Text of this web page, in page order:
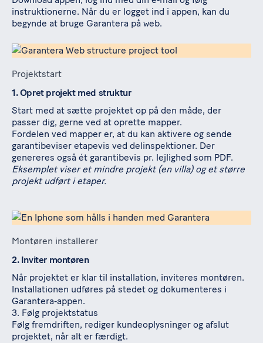
instruktionerne. Når du er logget ind i appen, kan du
begynde at bruge Garantera på web.
Projektstart
1. Opret projekt med struktur
Start med at sætte projektet op på den måde, der
passer dig, gerne ved at oprette mapper.
Fordelen ved mapper er, at du kan aktivere og sende
garantibeviser etapevis ved delinspektioner. Der
genereres også ét garantibevis pr. lejlighed som PDF.
Eksemplet viser et mindre projekt (en villa) og et større
projekt udført i etaper.
Montøren installerer
2. Inviter montøren
Når projektet er klar til installation, inviteres montøren.
Installationen udføres på stedet og dokumenteres i
Garantera‑appen.
3. Følg projektstatus
Følg fremdriften, rediger kundeoplysninger og afslut
projektet, når alt er færdigt.